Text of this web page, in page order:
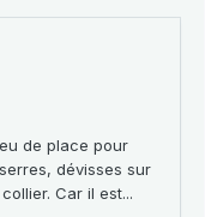
de place pour
dévisses sur
Car il est...